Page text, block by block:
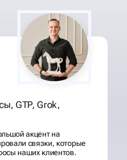
GTP, Grok,
акцент на
связки, которые
наших клиентов.